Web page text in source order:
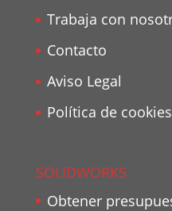
Trabaja con
Contacto
Aviso Legal
Política de cookies
SOLIDWORKS
Obtener